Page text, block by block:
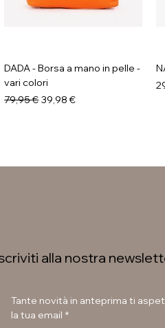
DADA - Borsa a mano in pelle -
vari colori
Prezzo regolare
79,95 € Prezzo scontato
39,98 €
alla nostra
Tante novità in anteprima ti
la tua email *